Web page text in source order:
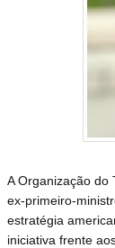
A Organização do
ex-primeiro-
estratégia
iniciativa frente